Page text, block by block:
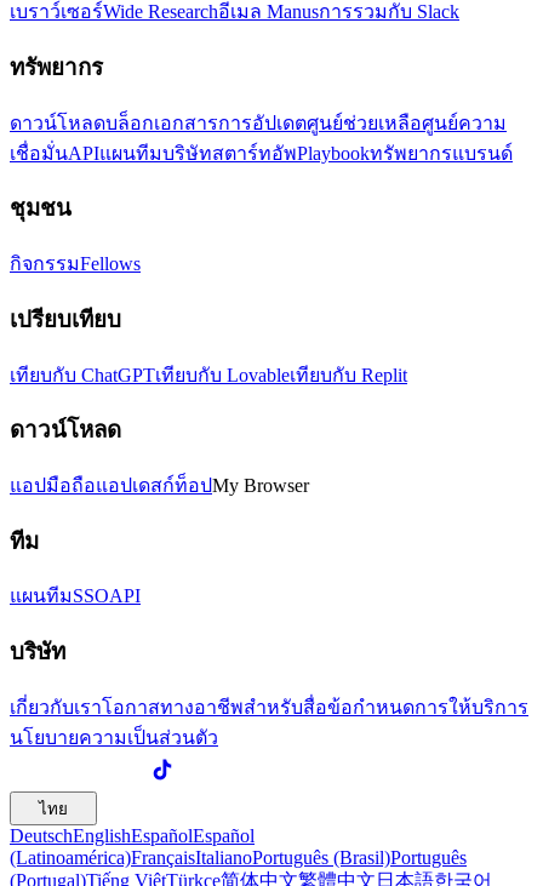
เบราว์เซอร์Wide Researchอีเมล Manusการรวมกับ Slack
ทรัพยากร
ดาวน์โหลดบล็อกเอกสารการอัปเดตศูนย์ช่วยเหลือศูนย์ความ
เชื่อมั่นAPIแผนทีมบริษัทสตาร์ทอัพPlaybookทรัพยากรแบรนด์
ชุมชน
กิจกรรมFellows
เปรียบเทียบ
เทียบกับ ChatGPTเทียบกับ Lovableเทียบกับ Replit
ดาวน์โหลด
แอปมือถือแอปเดสก์ท็อปMy Browser
ทีม
แผนทีมSSOAPI
บริษัท
เกี่ยวกับเราโอกาสทางอาชีพสำหรับสื่อข้อกำหนดการให้บริการ
นโยบายความเป็นส่วนตัว
ไทย
DeutschEnglishEspañolEspañol
(Latinoamérica)FrançaisItalianoPortuguês (Brasil)Português
(Portugal)Tiếng ViệtTürkçe简体中文繁體中文 日本語한국어